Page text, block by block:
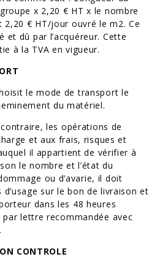
x 2,20 € HT x le nombre
€ HT/jour ouvré le m2. Ce
et dû par l’acquéreur. Cette
à la TVA en vigueur.
le mode de transport le
du matériel.
les opérations de
et aux frais, risques et
il appartient de vérifier à
le nombre et l’état du
ou d’avarie, il doit
sur le bon de livraison et
dans les 48 heures
lettre recommandée avec
CONTROLE